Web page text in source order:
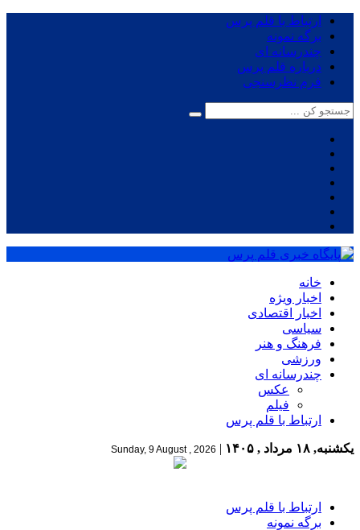
ارتباط با قلم پرس
برگه نمونه
چندرسانه ای
درباره قلم پرس
فرم نظرسنجی
خانه
اخبار ویژه
اخبار اقتصادی
سیاسی
فرهنگ و هنر
ورزشی
چندرسانه ای
عکس
فیلم
ارتباط با قلم پرس
یکشنبه, ۱۸ مرداد , ۱۴۰۵ |
Sunday, 9 August , 2026
ارتباط با قلم پرس
برگه نمونه